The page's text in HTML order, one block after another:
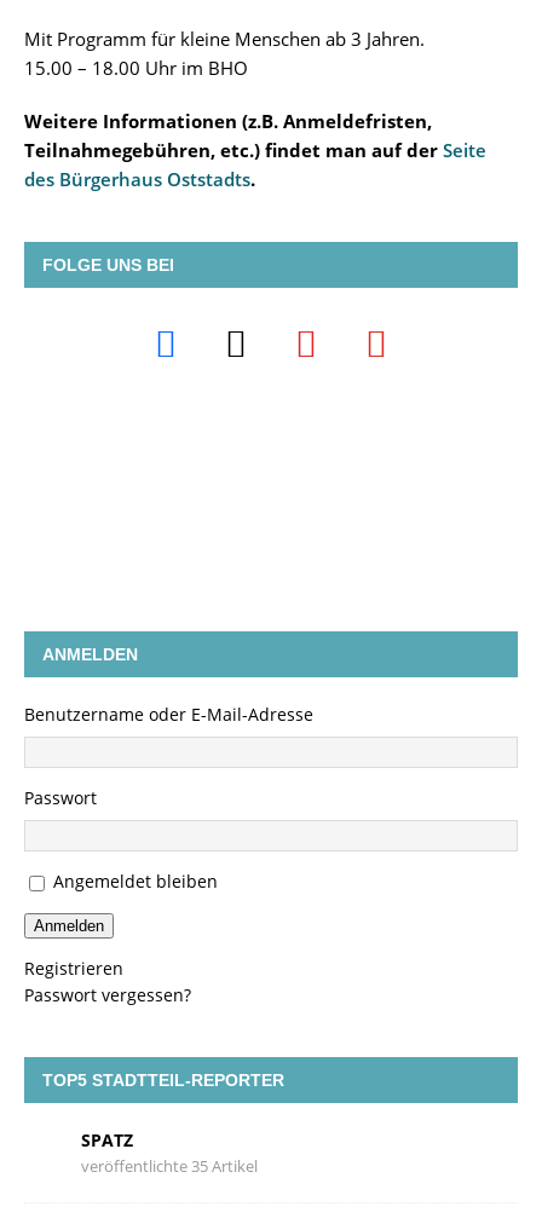
Mit Programm für kleine Menschen ab 3 Jahren.
15.00 – 18.00 Uhr im BHO
Weitere Informationen (z.B. Anmeldefristen,
Teilnahmegebühren, etc.) findet man auf der Seite
des Bürgerhaus Oststadts.
FOLGE UNS BEI
ANMELDEN
Benutzername oder E-Mail-Adresse
Passwort
Angemeldet bleiben
Anmelden
Registrieren
Passwort vergessen?
TOP5 STADTTEIL-REPORTER
SPATZ
veröffentlichte 35 Artikel